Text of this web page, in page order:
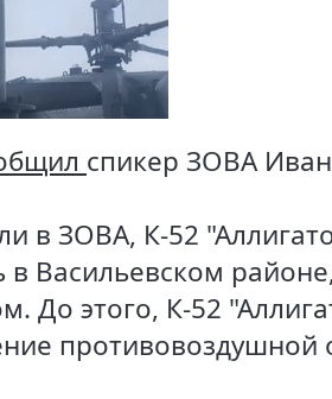
спикер ЗОВА
в ЗОВА, К-52
в Васильевском
До этого, К-52